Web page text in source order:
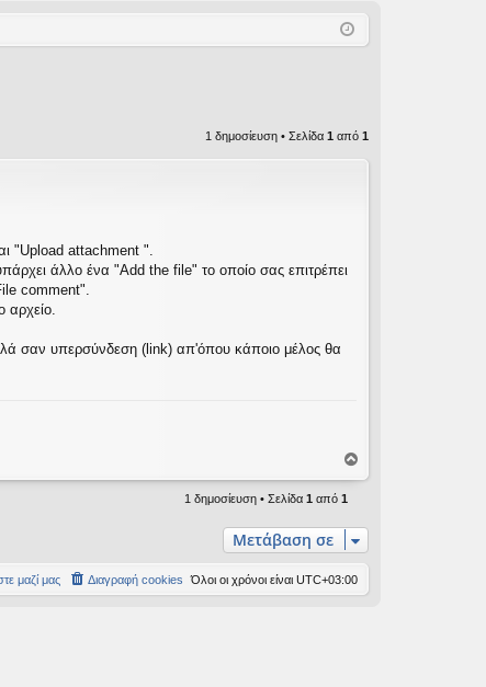
ρα
1 δημοσίευση • Σελίδα 1 από 1
"Upload attachment ".
άλλο ένα "Αdd the file" το οποίο σας επιτρέπει
comment".
σαν υπερσύνδεση (link) απ'όπου κάποιο μέλος θα
ο
φ
ή
1 δημοσίευση • Σελίδα 1 από 1
Μετάβαση σε
Όλοι οι χρόνοι είναι UTC+03:00
Διαγραφή cookies
μαζί μας